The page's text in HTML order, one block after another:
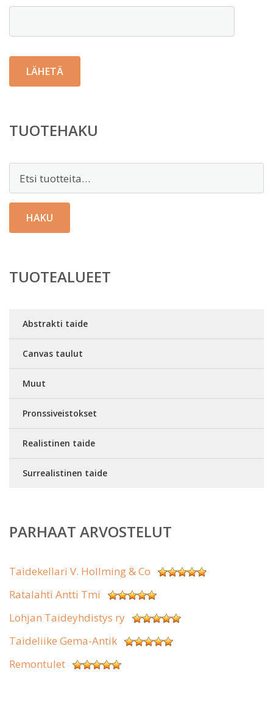
TUOTEHAKU
HAKU
TUOTEALUEET
Abstrakti taide
Canvas taulut
Muut
Pronssiveistokset
Realistinen taide
Surrealistinen taide
PARHAAT ARVOSTELUT
Taidekellari V. Hollming & Co
Ratalahti Antti Tmi
Lohjan Taideyhdistys ry
Taideliike Gema-Antik
Remontulet